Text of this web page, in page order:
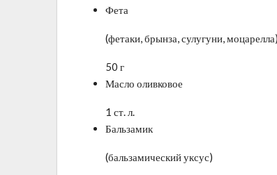
Фета
(фетаки, брынза, сулугуни, моцарелла)
50 г
Масло оливковое
1 ст. л.
Бальзамик
(бальзамический уксус)